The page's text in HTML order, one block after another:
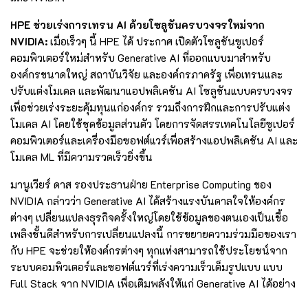
HPE ช่วยเร่งการเทรน AI ด้วยโซลูชันครบวงจรใหม่จาก
NVIDIA: เมื่อเร็วๆ นี้ HPE ได้ ประกาศ เปิดตัวโซลูชันซูเปอร์
คอมพิวเตอร์ใหม่สำหรับ Generative AI ที่ออกแบบมาสำหรับ
องค์กรขนาดใหญ่ สถาบันวิจัย และองค์กรภาครัฐ เพื่อเทรนและ
ปรับแต่งโมเดล และพัฒนาแอปพลิเคชัน AI โซลูชันแบบครบวงจร
เพื่อช่วยเร่งระยะคุ้มทุนแก่องค์กร รวมถึงการฝึกและการปรับแต่ง
โมเดล AI โดยใช้ชุดข้อมูลส่วนตัว โดยการจัดสรรเทคโนโลยีซูเปอร์
คอมพิวเตอร์และเครื่องมือซอฟต์แวร์เพื่อสร้างแอปพลิเคชัน AI และ
โมเดล ML ที่มีความรวดเร็วยิ่งขึ้น
มานูเวียร์ ดาส รองประธานฝ่าย Enterprise Computing ของ
NVIDIA กล่าวว่า Generative AI ได้สร้างแรงบันดาลใจให้องค์กร
ต่างๆ เปลี่ยนแปลงธุรกิจครั้งใหญ่โดยใช้ข้อมูลของตนเองเป็นเชื้อ
เพลิงชั้นดีสำหรับการเปลี่ยนแปลงนี้ การขยายความร่วมมือของเรา
กับ HPE จะช่วยให้องค์กรต่างๆ ทุกแห่งสามารถใช้ประโยชน์จาก
ระบบคอมพิวเตอร์และซอฟต์แวร์ที่เร่งความเร็วเต็มรูปแบบ แบบ
Full Stack จาก NVIDIA เพื่อเติมพลังให้แก่ Generative AI ได้อย่าง